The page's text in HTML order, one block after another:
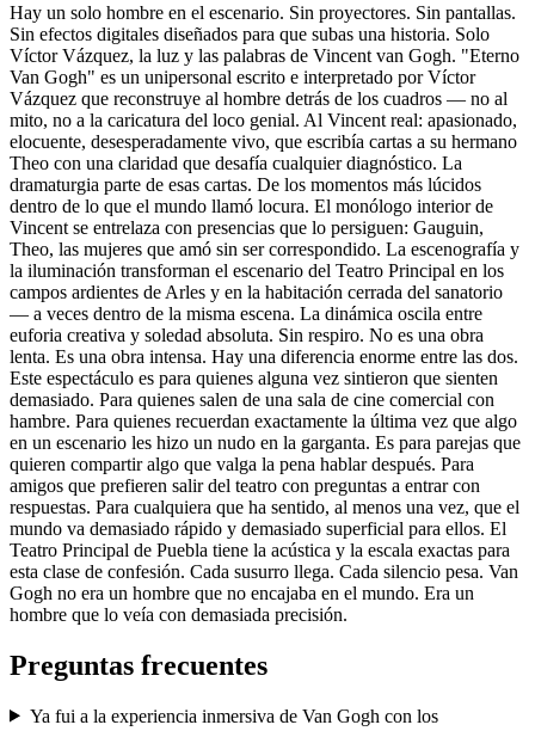
Hay un solo hombre en el escenario. Sin proyectores. Sin pantallas.
Sin efectos digitales diseñados para que subas una historia. Solo
Víctor Vázquez, la luz y las palabras de Vincent van Gogh. "Eterno
Van Gogh" es un unipersonal escrito e interpretado por Víctor
Vázquez que reconstruye al hombre detrás de los cuadros — no al
mito, no a la caricatura del loco genial. Al Vincent real: apasionado,
elocuente, desesperadamente vivo, que escribía cartas a su hermano
Theo con una claridad que desafía cualquier diagnóstico. La
dramaturgia parte de esas cartas. De los momentos más lúcidos
dentro de lo que el mundo llamó locura. El monólogo interior de
Vincent se entrelaza con presencias que lo persiguen: Gauguin,
Theo, las mujeres que amó sin ser correspondido. La escenografía y
la iluminación transforman el escenario del Teatro Principal en los
campos ardientes de Arles y en la habitación cerrada del sanatorio
— a veces dentro de la misma escena. La dinámica oscila entre
euforia creativa y soledad absoluta. Sin respiro. No es una obra
lenta. Es una obra intensa. Hay una diferencia enorme entre las dos.
Este espectáculo es para quienes alguna vez sintieron que sienten
demasiado. Para quienes salen de una sala de cine comercial con
hambre. Para quienes recuerdan exactamente la última vez que algo
en un escenario les hizo un nudo en la garganta. Es para parejas que
quieren compartir algo que valga la pena hablar después. Para
amigos que prefieren salir del teatro con preguntas a entrar con
respuestas. Para cualquiera que ha sentido, al menos una vez, que el
mundo va demasiado rápido y demasiado superficial para ellos. El
Teatro Principal de Puebla tiene la acústica y la escala exactas para
esta clase de confesión. Cada susurro llega. Cada silencio pesa. Van
Gogh no era un hombre que no encajaba en el mundo. Era un
hombre que lo veía con demasiada precisión.
Preguntas frecuentes
Ya fui a la experiencia inmersiva de Van Gogh con los